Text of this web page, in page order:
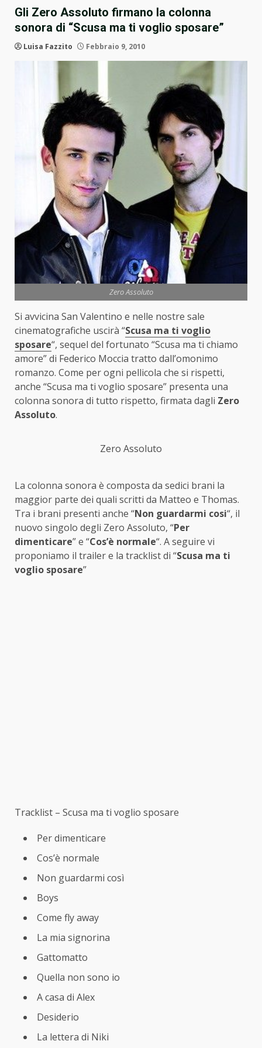
Gli Zero Assoluto firmano la colonna
sonora di “Scusa ma ti voglio sposare”
Luisa Fazzito Febbraio 9, 2010
Zero Assoluto
Si avvicina San Valentino e nelle nostre sale
cinematografiche uscirà “Scusa ma ti voglio
sposare“, sequel del fortunato “Scusa ma ti chiamo
amore” di Federico Moccia tratto dall’omonimo
romanzo. Come per ogni pellicola che si rispetti,
anche “Scusa ma ti voglio sposare” presenta una
colonna sonora di tutto rispetto, firmata dagli Zero
Assoluto.
Zero Assoluto
La colonna sonora è composta da sedici brani la
maggior parte dei quali scritti da Matteo e Thomas.
Tra i brani presenti anche “Non guardarmi cosi“, il
nuovo singolo degli Zero Assoluto, “Per
dimenticare” e “Cos’è normale“. A seguire vi
proponiamo il trailer e la tracklist di “Scusa ma ti
voglio sposare”
Tracklist – Scusa ma ti voglio sposare
Per dimenticare
Cos’è normale
Non guardarmi così
Boys
Come fly away
La mia signorina
Gattomatto
Quella non sono io
A casa di Alex
Desiderio
La lettera di Niki